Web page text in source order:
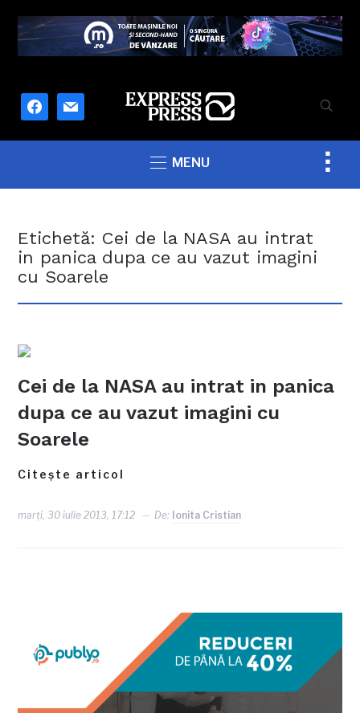
facebook
mail
MENU
Etichetă: Cei de la NASA au intrat
in panica dupa ce au vazut imagini
cu Soarele
Cei de la NASA au intrat in panica
dupa ce au vazut imagini cu
Soarele
Citește articol
marți, 30 iulie 2013, 17:12 De: Ionita Cristian